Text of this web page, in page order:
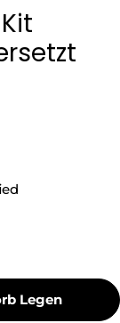
KitToner-
Legen